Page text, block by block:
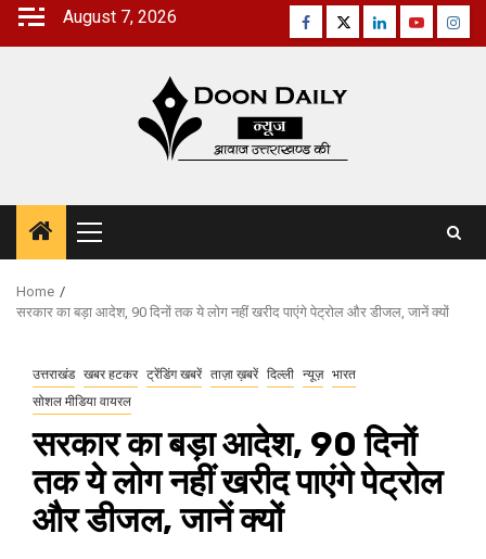
Skip
August 7, 2026 Facebook
TwitterLinkedinYoutube
Primary
Menu
Home
सरकार का बड़ा आदेश, 90 दिनों तक ये लोग नहीं खरीद पाएंगे पेट्रोल और डीजल, जानें क्यों
उत्तराखंड खबर हटकर ट्रेंडिंग खबरें ताज़ा ख़बरें दिल्ली न्यूज़ भारत
सोशल मीडिया वायरल
सरकार का बड़ा आदेश, 90 दिनों
तक ये लोग नहीं खरीद पाएंगे पेट्रोल
और डीजल, जानें क्यों